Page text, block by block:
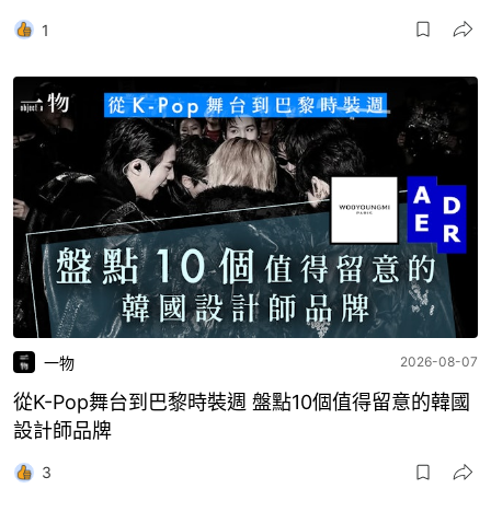
1
一物 2026-08-07
從K-Pop舞台到巴黎時裝週 盤點10個值得留意的韓國
設計師品牌
3